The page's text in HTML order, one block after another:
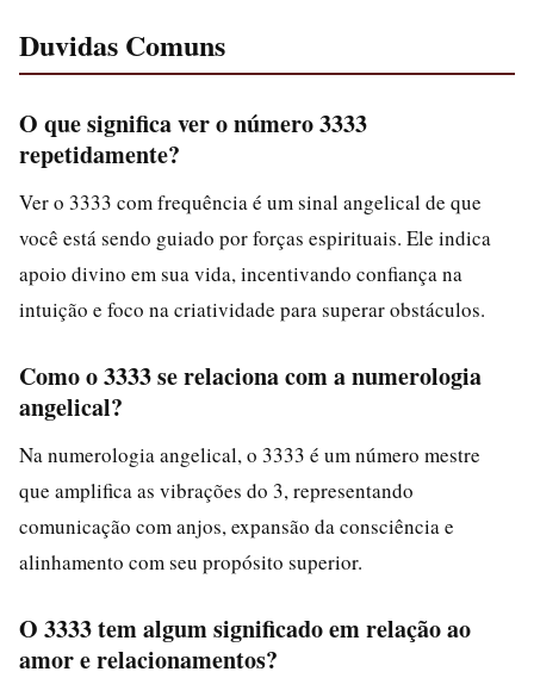
Duvidas Comuns
O que significa ver o número 3333
repetidamente?
Ver o 3333 com frequência é um sinal angelical de que
você está sendo guiado por forças espirituais. Ele indica
apoio divino em sua vida, incentivando confiança na
intuição e foco na criatividade para superar obstáculos.
Como o 3333 se relaciona com a numerologia
angelical?
Na numerologia angelical, o 3333 é um número mestre
que amplifica as vibrações do 3, representando
comunicação com anjos, expansão da consciência e
alinhamento com seu propósito superior.
O 3333 tem algum significado em relação ao
amor e relacionamentos?